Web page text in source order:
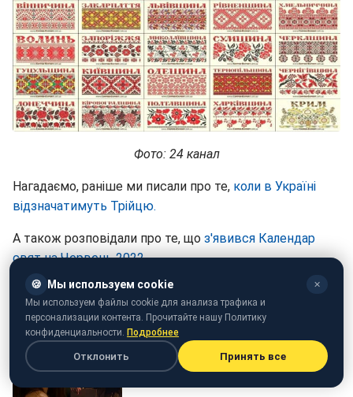
Фото: 24 канал
Нагадаємо, раніше ми писали про те, коли в Україні
відзначатимуть Трійцю.
А також розповідали про те, що з'явився Календар
свят на Червень 2022.
🍪 Мы используем cookie ✕
Мы используем файлы cookie для анализа трафика и
персонализации контента. Прочитайте нашу Политику
конфиденциальности. Подробнее
Отклонить Принять все